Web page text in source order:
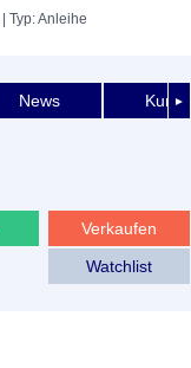
| Typ: Anleihe
►
News
Verkaufen
Watchlist